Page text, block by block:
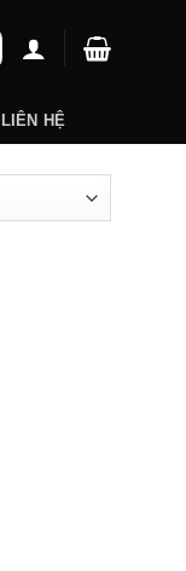
LIÊN HỆ